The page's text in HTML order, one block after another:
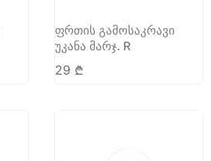
ფრთის გამოსაკრავი
უკანა მარჯ. R
29 ₾